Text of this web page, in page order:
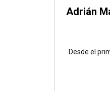
Adrián
Desde el